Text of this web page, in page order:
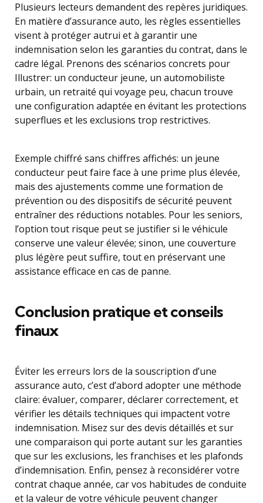
Plusieurs lecteurs demandent des repères juridiques.
En matière d’assurance auto, les règles essentielles
visent à protéger autrui et à garantir une
indemnisation selon les garanties du contrat, dans le
cadre légal. Prenons des scénarios concrets pour
Illustrer: un conducteur jeune, un automobiliste
urbain, un retraité qui voyage peu, chacun trouve
une configuration adaptée en évitant les protections
superflues et les exclusions trop restrictives.
Exemple chiffré sans chiffres affichés: un jeune
conducteur peut faire face à une prime plus élevée,
mais des ajustements comme une formation de
prévention ou des dispositifs de sécurité peuvent
entraîner des réductions notables. Pour les seniors,
l’option tout risque peut se justifier si le véhicule
conserve une valeur élevée; sinon, une couverture
plus légère peut suffire, tout en préservant une
assistance efficace en cas de panne.
Conclusion pratique et conseils
finaux
Éviter les erreurs lors de la souscription d’une
assurance auto, c’est d’abord adopter une méthode
claire: évaluer, comparer, déclarer correctement, et
vérifier les détails techniques qui impactent votre
indemnisation. Misez sur des devis détaillés et sur
une comparaison qui porte autant sur les garanties
que sur les exclusions, les franchises et les plafonds
d’indemnisation. Enfin, pensez à reconsidérer votre
contrat chaque année, car vos habitudes de conduite
et la valeur de votre véhicule peuvent changer